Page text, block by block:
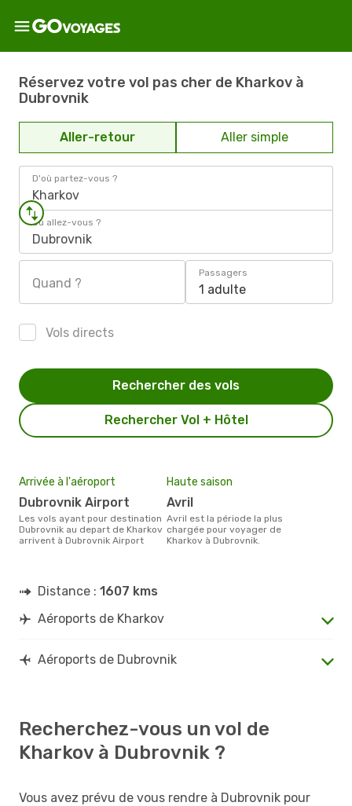
Réservez votre vol pas cher de Kharkov à
Dubrovnik
Aller-retour Aller simple
D'où partez-vous ?
Kharkov
Où allez-vous ?
Dubrovnik
Quand ?
Passagers
1 adulte
Vols directs
Rechercher Vol + Hôtel
Rechercher des vols
Arrivée à l'aéroport
Dubrovnik Airport
Les vols ayant pour destination
Dubrovnik au depart de Kharkov
arrivent à Dubrovnik Airport
Haute saison
avril
avril est la période la plus
chargée pour voyager de
Kharkov à Dubrovnik.
Distance : 1607 kms
Aéroports de Kharkov
Aéroports de Dubrovnik
Recherchez-vous un vol de
Kharkov à Dubrovnik ?
Vous avez prévu de vous rendre à Dubrovnik pour